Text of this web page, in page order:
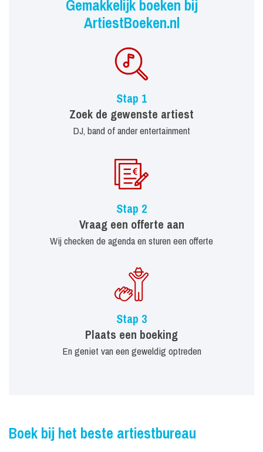
Gemakkelijk boeken bij
ArtiestBoeken.nl
Stap 1
Zoek de gewenste artiest
DJ, band of ander entertainment
Stap 2
Vraag een offerte aan
Wij checken de agenda en sturen een offerte
Stap 3
Plaats een boeking
En geniet van een geweldig optreden
Boek bij het beste artiestbureau